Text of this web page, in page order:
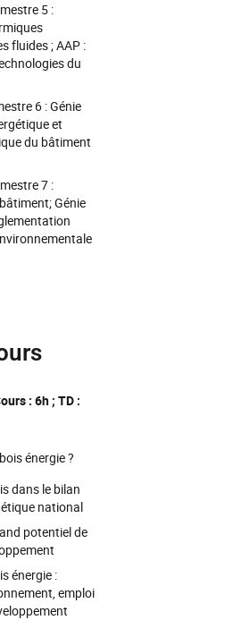
5 :
fluides ; AAP :
du
6 : Génie
et
du bâtiment
7 :
Génie
: 6h ; TD :
énergie ?
dans le bilan
national
potentiel de
énergie :
emploi